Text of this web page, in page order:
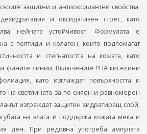
защитни и антиоксидантни свойства,
и оксидативен стрес, като
нейната устойчивост. Формулата е
с пептиди и колаген, които подпомагат
и стегнатостта на кожата, като
фините линии. Включените PHA киселини
като изглаждат повърхността и
на светлината за по-сияен и равномерен
изграждат защитен хидратиращ слой,
на влага и поддържа кожата мека и
ден. При редовна употреба ампулата